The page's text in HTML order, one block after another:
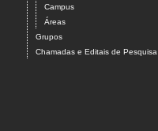
Campus
Áreas
Grupos
Chamadas e Editais de Pesquisa